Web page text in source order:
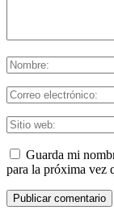
Guarda mi
para la próxima vez